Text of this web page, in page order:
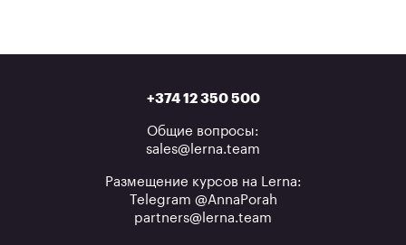
+374 12 350 500
Общие вопросы:
sales@lerna.team
Размещение курсов на Lerna:
Telegram @AnnaPorah
partners@lerna.team